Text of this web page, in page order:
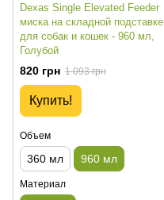
Dexas Single Elevated Feeder
миска на складной подставке
для собак и кошек - 960 мл,
Голубой
820 грн 1 093 грн
Купить!
Объем
360 мл 960 мл
Материал